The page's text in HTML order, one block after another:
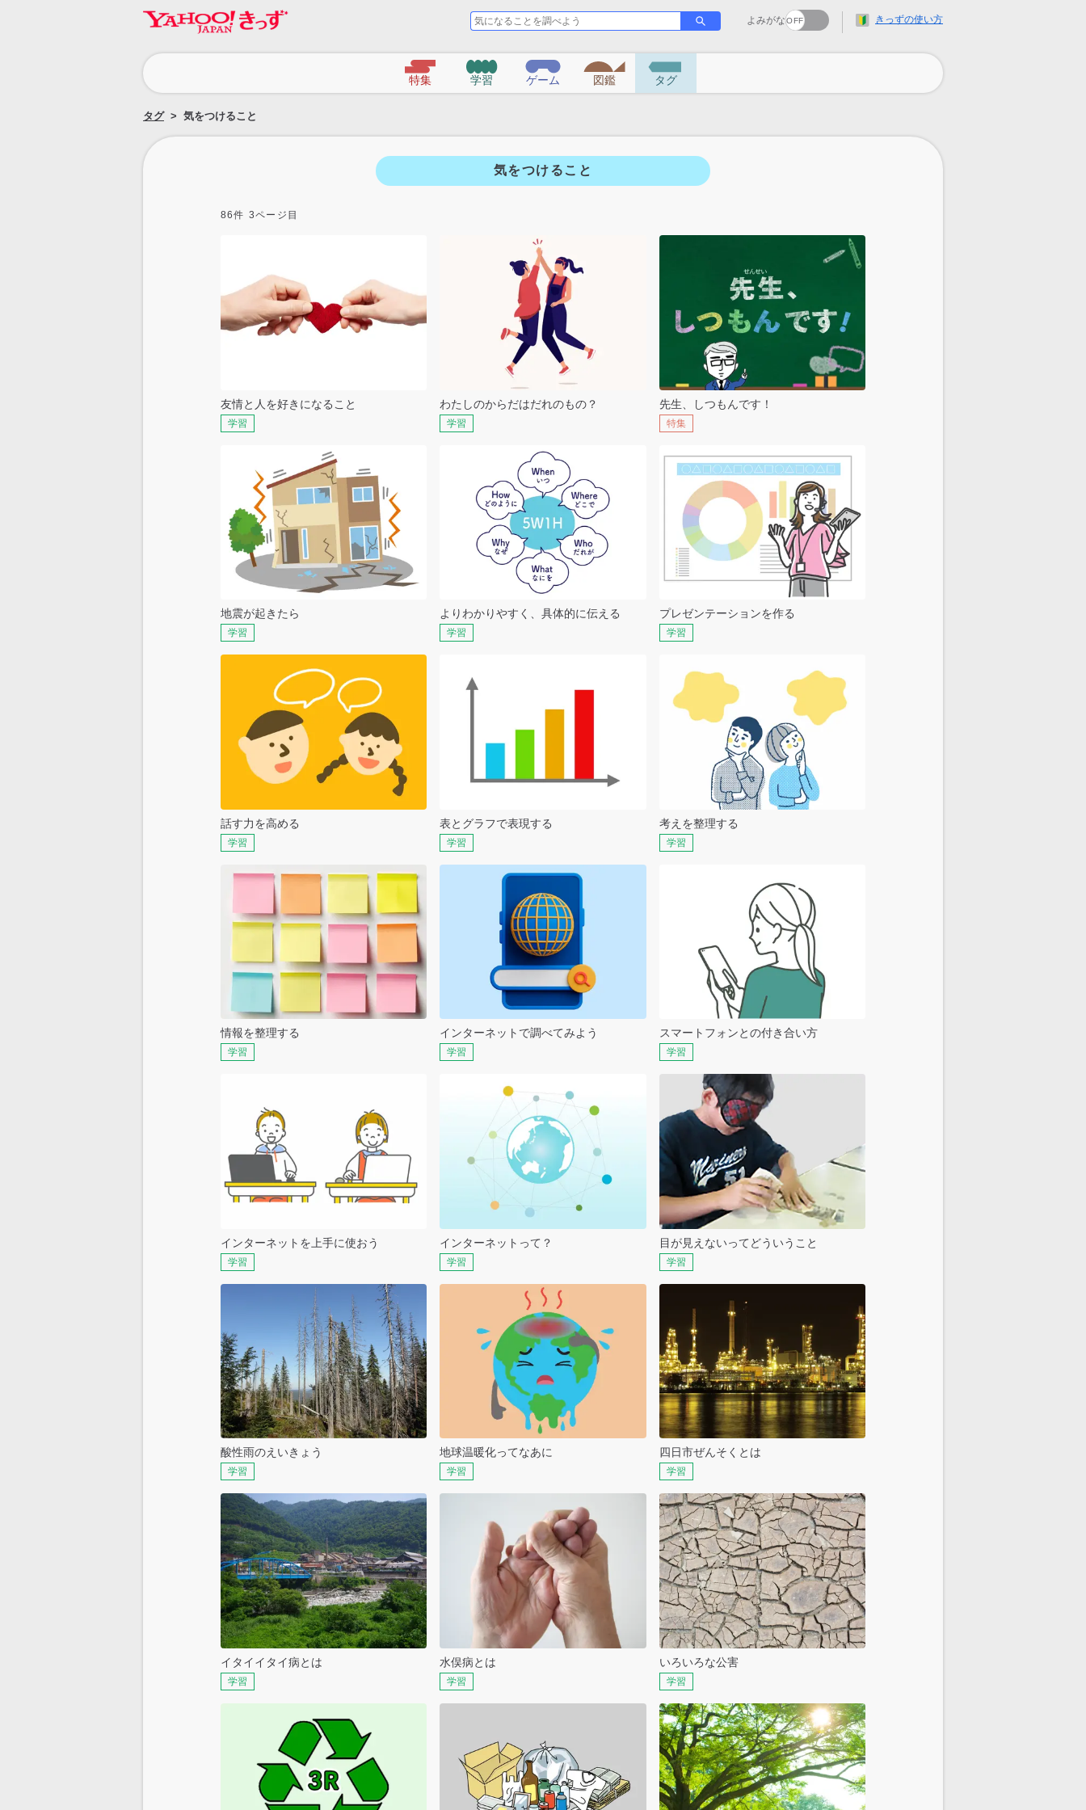
気
に
な
る
こ
調
べ
う
が
す
よみがな きっずの使い方
特集 学習 ゲーム 図鑑 タグ
タグ 気をつけること
気をつけること
86件 3ページ目
友情と人を好きになること
学習
わたしのからだはだれのもの？
学習
先生、しつもんです！
特集
地震が起きたら
学習
よりわかりやすく、具体的に伝える
学習
プレゼンテーションを作る
学習
話す力を高める
学習
表とグラフで表現する
学習
考えを整理する
学習
情報を整理する
学習
インターネットで調べてみよう
学習
スマートフォンとの付き合い方
学習
インターネットを上手に使おう
学習
インターネットって？
学習
目が見えないってどういうこと
学習
酸性雨のえいきょう
学習
地球温暖化ってなあに
学習
四日市ぜんそくとは
学習
イタイイタイ病とは
学習
水俣病とは
学習
いろいろな公害
学習